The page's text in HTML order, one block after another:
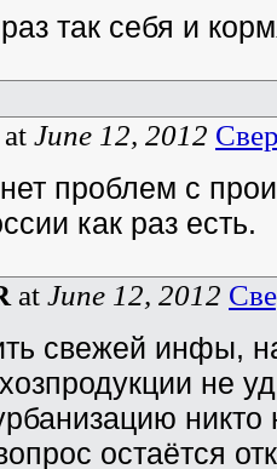
так себя и
at June 12, 2012
проблем с
как раз есть.
at June 12, 2012
свежей инфы,
не
остаётся